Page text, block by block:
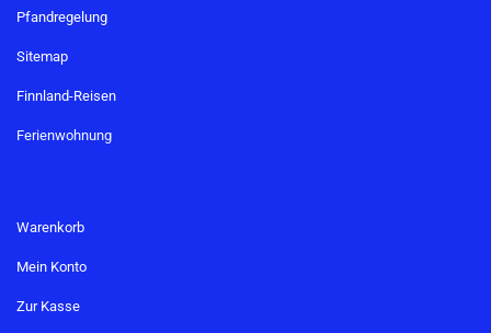
Pfandregelung
Sitemap
Finnland-Reisen
Ferienwohnung
Warenkorb
Mein Konto
Zur Kasse